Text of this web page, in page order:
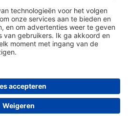
Disclaimer
Colofon
Hitma B.V.